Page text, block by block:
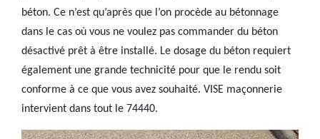
béton. Ce n’est qu’après que l’on procède au bétonnage
dans le cas où vous ne voulez pas commander du béton
désactivé prêt à être installé. Le dosage du béton requiert
également une grande technicité pour que le rendu soit
conforme à ce que vous avez souhaité. VISE maçonnerie
intervient dans tout le 74440.